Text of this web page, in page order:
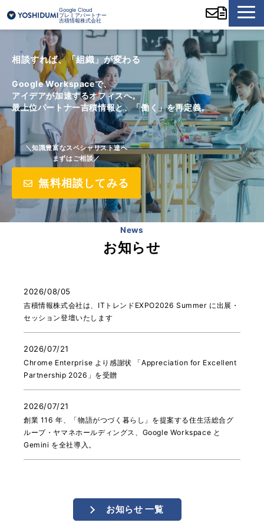
Google Cloud
プレミアパートナー
吉積情報株式会社
相談すれば、「組織」が変わる
Google Workspaceで、
アイデアが加速するオフィスへ。
最上位パートナー吉積情報と、「働く」を再定義。
＼知識豊富なスペシャリスト達へ
まずはご相談／
無料相談してみる
News
お知らせ
2026/08/05
吉積情報株式会社は、ITトレンドEXPO2026 Summer に出展・
セッション登壇いたします
2026/07/21
Chrome Enterprise より感謝状 「Appreciation for Excellent
Partnership 2026」を受贈
2026/07/21
創業 116 年、「物語がつづく暮らし」を提案する住生活総合グ
ループ・ヤマネホールディングス、Google Workspace と
Gemini を全社導入。
お知らせ 一覧